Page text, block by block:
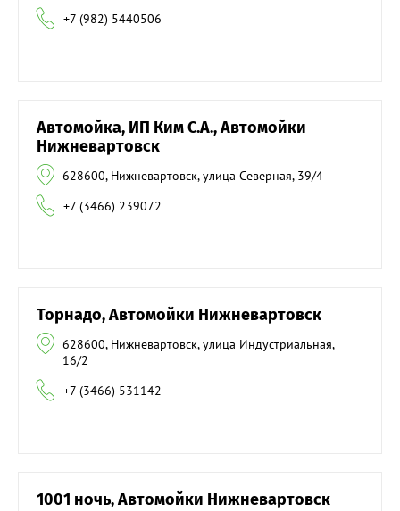
+7 (982) 5440506
Автомойка, ИП Ким С.А., Автомойки
Нижневартовск
628600, Нижневартовск, улица Северная, 39/4
+7 (3466) 239072
Торнадо, Автомойки Нижневартовск
628600, Нижневартовск, улица Индустриальная,
16/2
+7 (3466) 531142
1001 ночь, Автомойки Нижневартовск